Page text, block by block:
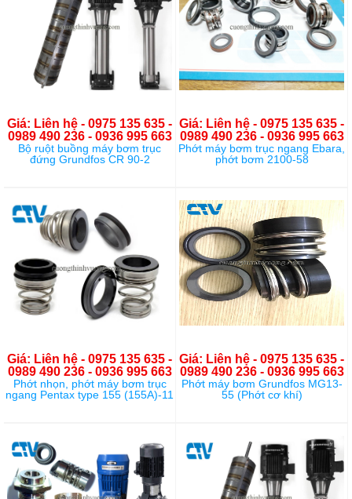
Giá: Liên hệ - 0975 135 635 -
0989 490 236 - 0936 995 663
Bộ ruột buồng máy bơm trục
đứng Grundfos CR 90-2
Giá: Liên hệ - 0975 135 635 -
0989 490 236 - 0936 995 663
Phớt máy bơm trục ngang Ebara,
phớt bơm 2100-58
Giá: Liên hệ - 0975 135 635 -
0989 490 236 - 0936 995 663
Phớt nhọn, phớt máy bơm trục
ngang Pentax type 155 (155A)-11
Giá: Liên hệ - 0975 135 635 -
0989 490 236 - 0936 995 663
Phớt máy bơm Grundfos MG13-
55 (Phớt cơ khí)